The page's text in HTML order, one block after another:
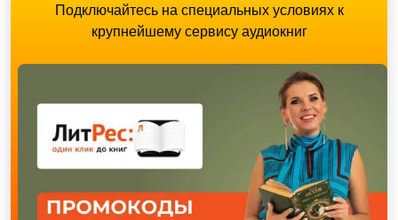
Подключайтесь на специальных условиях к
крупнейшему сервису аудиокниг